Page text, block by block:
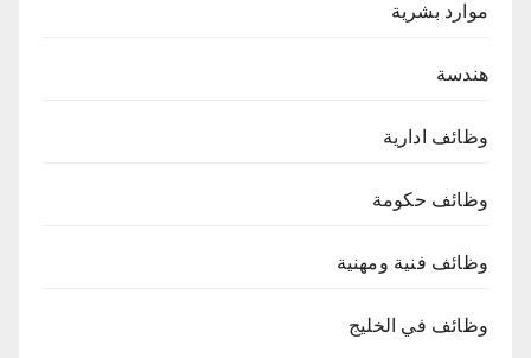
موارد بشرية
هندسة
وظائف ادارية
وظائف حكومة
وظائف فنية ومهنية
وظائف في الخليج